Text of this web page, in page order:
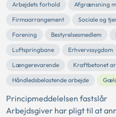
Arbejdets forhold
Afgrænsning
Firmaarrangement
Sociale og
Forening
Bestyrelsesmedlem
Luftspringbane
Erhvervssygdom
Længerevarende
Kraftbetonet
Håndledsbelastende arbejde
Principmeddelelsen fastslår
Arbejdsgiver har pligt til at